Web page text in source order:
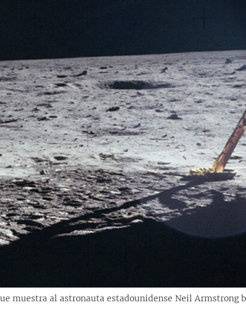
muestra al astronauta estadounidense Neil Armstrong